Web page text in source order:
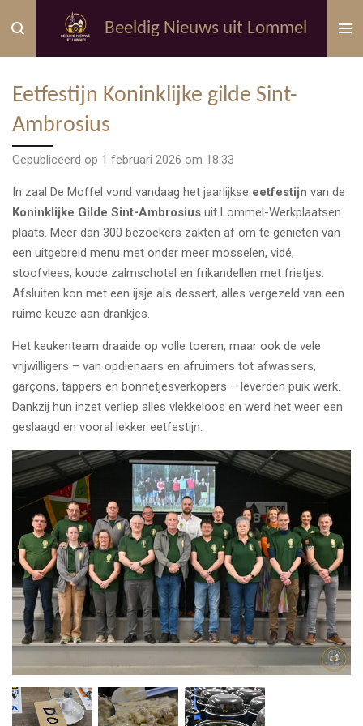
direct
naar
hoofdinhoud
Beeldig Nieuws uit Lommel
Eetfestijn Koninklijke gilde Sint-
Ambrosius
Gepubliceerd op 1 februari 2026 om 18:33
In zaal De Moffel vond vandaag het jaarlijkse eetfestijn van de
Koninklijke Gilde Sint-Ambrosius uit Lommel-Werkplaatsen
plaats. Meer dan 300 bezoekers zakten af om te genieten van
een uitgebreid menu met onder meer mosselen, vidé,
stoofvlees, koude zalmschotel en frikandellen met frietjes.
Afsluiten kon met een ijsje als dessert, alles vergezeld van een
ruime keuze aan drankjes.
Het keukenteam draaide op volle toeren, maar ook de vele
vrijwilligers – van opdienaars en afruimers tot afwassers,
garçons, tappers en bonnetjesverkopers – leverden puik werk.
Dankzij hun inzet verliep alles vlekkeloos en werd het weer een
geslaagd en vooral lekker eetfestijn.